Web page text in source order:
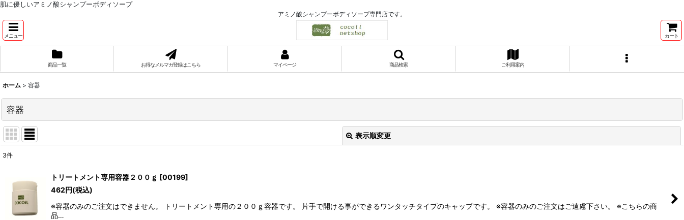
肌に優しいアミノ酸シャンプーボディソープ
アミノ酸シャンプーボディソープ専門店です。
メニュー カート
商品一覧 お得なメルマガ登録はこちら マイページ 商品検索 ご利用案内
ホーム > 容器
容器
表示順変更
並び順
3件
トリートメント専用容器２００ｇ [00199]
462円(税込)
※容器のみのご注文はできません。 トリートメント専用の２００ｇ容器です。 片手で開ける事ができるワンタッチタイプのキャップです。 ※容器のみのご注文はご遠慮下さい。 ※こちらの商
品…